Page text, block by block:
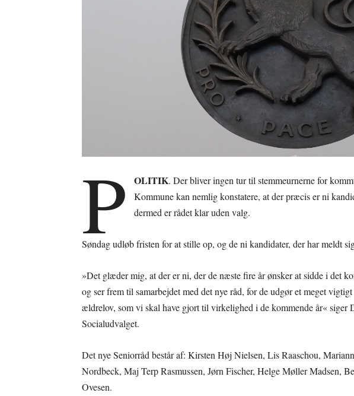
P OLITIK. Der bliver ingen tur til stemmeurnerne for
Kommune kan nemlig konstatere, at der præcis er ni
dermed er rådet klar uden valg.
Søndag udløb fristen for at stille op, og de ni kandidater, der har meldt
»Det glæder mig, at der er ni, der de næste fire år ønsker at sidde i det
og ser frem til samarbejdet med det nye råd, for de udgør et meget
ældrelov, som vi skal have gjort til virkelighed i de kommende år« siger
Socialudvalget.
Det nye Seniorråd består af: Kirsten Høj Nielsen, Lis Raaschou,
Nordbeck, Maj Terp Rasmussen, Jørn Fischer, Helge Møller Madsen,
Ovesen.